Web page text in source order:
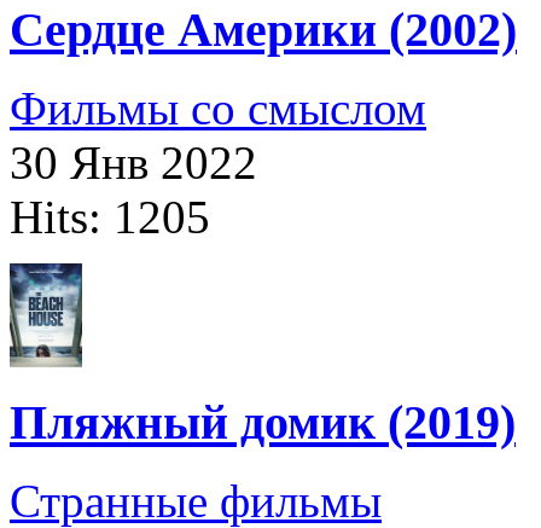
Сердце Америки (2002)
Фильмы со смыслом
30 Янв 2022
Hits: 1205
Пляжный домик (2019)
Странные фильмы